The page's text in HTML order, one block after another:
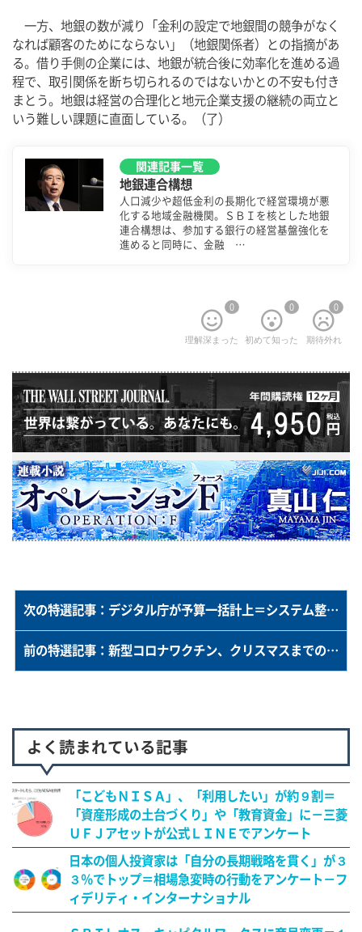
一方、地銀の数が減り「金利の設定で地銀間の競争がなく
なれば顧客のためにならない」（地銀関係者）との指摘があ
る。借り手側の企業には、地銀が統合後に効率化を進める過
程で、取引関係を断ち切られるのではないかとの不安も付き
まとう。地銀は経営の合理化と地元企業支援の継続の両立と
いう難しい課題に直面している。（了）
関連記事一覧
地銀連合構想
人口減少や超低金利の長期化で経営環境が悪
化する地域金融機関。ＳＢＩを核とした地銀
連合構想は、参加する銀行の経営基盤強化を
進めると同時に、金融 …
0
理解深まった
0
初めて知った
0
期待外れ
次の特選記事：デジタル庁が予算一括計上＝システム整備、基本方針を策定―関連法案概要
前の特選記事：新型コロナワクチン、クリスマスまでの承認に期待＝欧州当局高官
よく読まれている記事
「こどもＮＩＳＡ」、「利用したい」が約９割＝
「資産形成の土台づくり」や「教育資金」に－三菱
ＵＦＪアセットが公式ＬＩＮＥでアンケート
日本の個人投資家は「自分の長期戦略を貫く」が３
３％でトップ＝相場急変時の行動をアンケート－フ
ィデリティ・インターナショナル